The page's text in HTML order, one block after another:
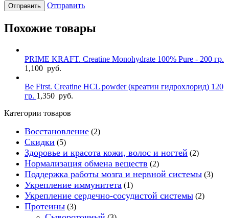
Отправить
Похожие товары
PRIME KRAFT. Creatine Monohydrate 100% Pure - 200 гр.
1,100 руб.
Be First. Creatine HCL powder (креатин гидрохлорид) 120
гр. 1,350 руб.
Категории товаров
Восстановление (2)
Скидки (5)
Здоровье и красота кожи, волос и ногтей (2)
Нормализация обмена веществ (2)
Поддержка работы мозга и нервной системы (3)
Укрепление иммунитета (1)
Укрепление сердечно-сосудистой системы (2)
Протеины (3)